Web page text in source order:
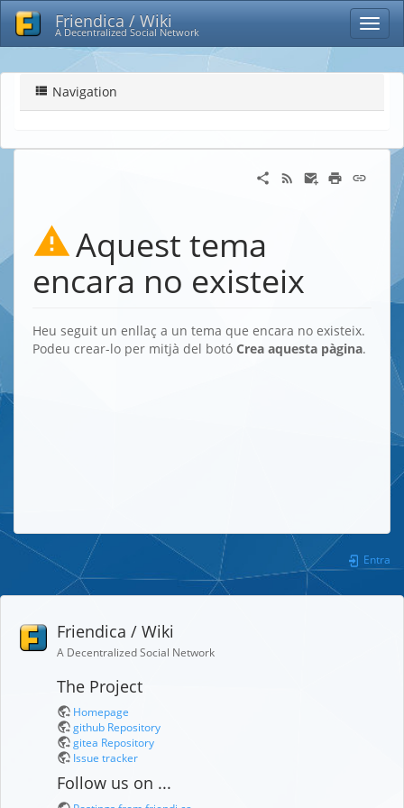
Friendica / Wiki
A Decentralized Social Network
Navigation
Aquest tema
encara no existeix
Heu seguit un enllaç a un tema que encara no existeix.
Podeu crear-lo per mitjà del botó Crea aquesta pàgina.
Entra
Friendica / Wiki
A Decentralized Social Network
The Project
Homepage
github Repository
gitea Repository
Issue tracker
Follow us on ...